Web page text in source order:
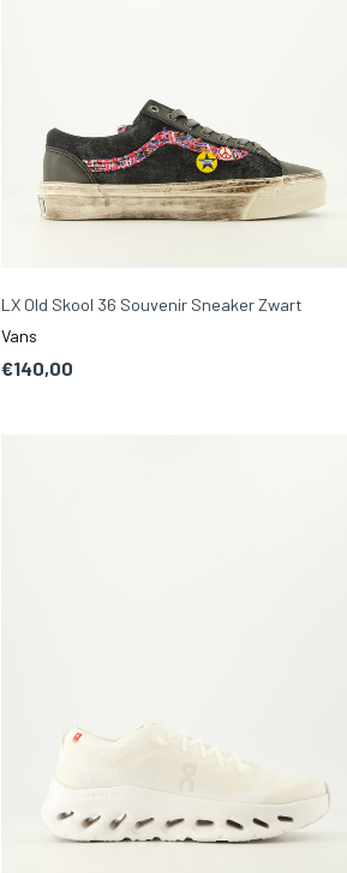
LX Old Skool 36 Souvenir Sneaker Zwart
Vans
€140,00